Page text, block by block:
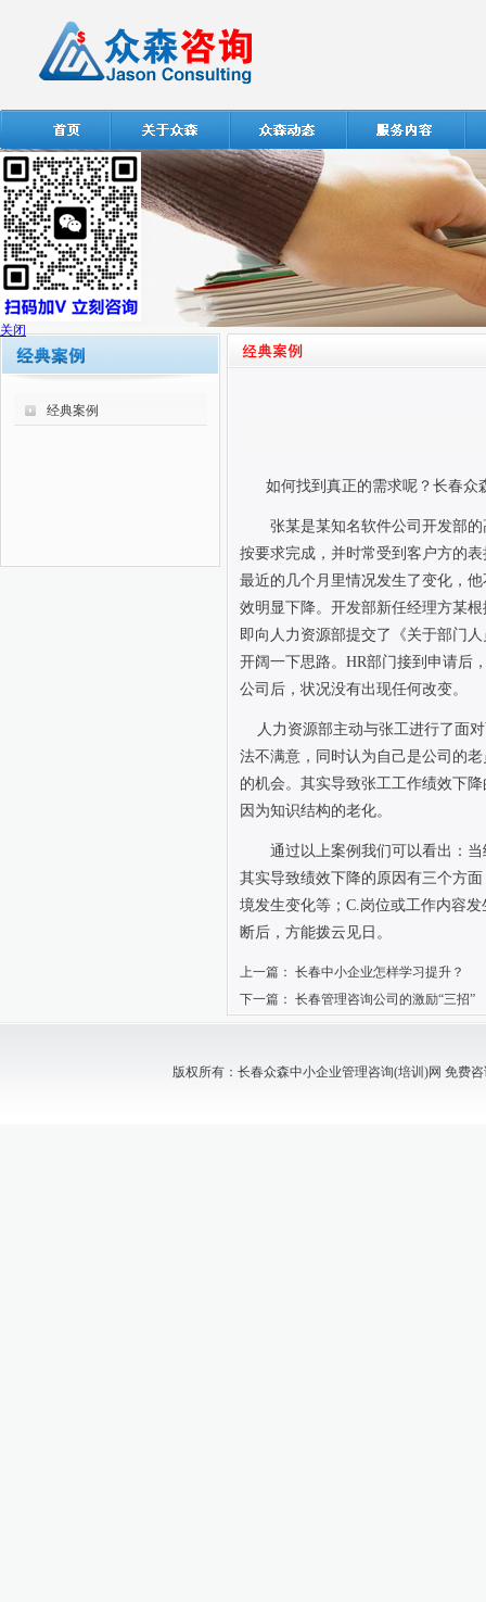
经典案例
如何找到真正的需求呢？长春众
张某是某知名软件公司开发部
按要求完成，并时常受到客户方的
最近的几个月里情况发生了变化，
效明显下降。开发部新任经理方某
即向人力资源部提交了《关于部门
开阔一下思路。 HR部门接到申请后
公司后，状况没有出现任何改变。
人力资源部主动与张工进行了面
法不满意，同时认为自己是公司的
的机会。其实导致张工工作绩效下
因为知识结构的老化。
通过以上案例我们可以看出：
其实导致绩效下降的原因有三个方面
境发生变化等； C. 岗位或工作内容
断后，方能拨云见日。
上一篇： 长春中小企业怎样学习提升？
下一篇： 长春管理咨询公司的激励“三招”
版权所有：长春众森中小企业管理咨询(培训)网 免费咨
关闭